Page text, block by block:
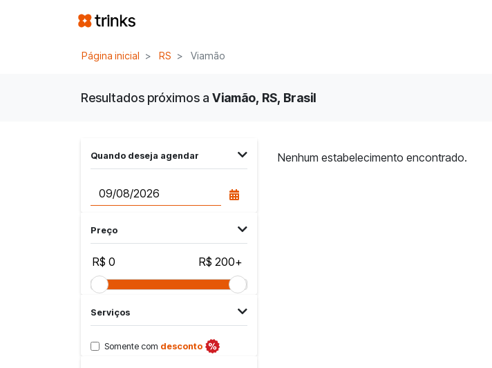
Página inicial RS Viamão
Resultados próximos a Viamão, RS, Brasil
Quando deseja agendar
Preço
R$ 0 R$ 200+
Serviços
Somente com desconto
Nenhum estabelecimento encontrado.